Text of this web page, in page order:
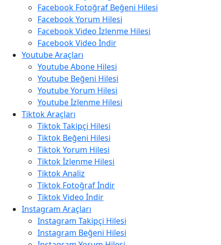
Facebook Fotoğraf Beğeni Hilesi
Facebook Yorum Hilesi
Facebook Video İzlenme Hilesi
Facebook Video İndir
Youtube Araçları
Youtube Abone Hilesi
Youtube Beğeni Hilesi
Youtube Yorum Hilesi
Youtube İzlenme Hilesi
Tiktok Araçları
Tiktok Takipçi Hilesi
Tiktok Beğeni Hilesi
Tiktok Yorum Hilesi
Tiktok İzlenme Hilesi
Tiktok Analiz
Tiktok Fotoğraf İndir
Tiktok Video İndir
Instagram Araçları
Instagram Takipçi Hilesi
Instagram Beğeni Hilesi